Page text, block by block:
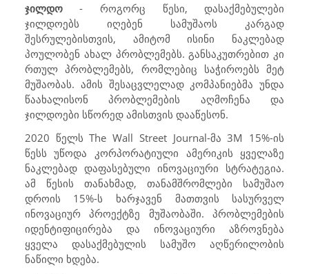
ჯილდო- როგორც წესი, დასაქმებულები
ჯილდოებს იღებენ სამუშაოს კარგად
შესრულებისთვის, ამიტომ ისინი ნაკლებად
პოულობენ ახალ პრობლემებს. განსაკუთრებით კი
რთულ პრობლემებს, რომლებიც საჭიროებს მეტ
მუშაობას. ამის შესაცვლელად კომპანიებმა უნდა
წაახალისონ პრობლემების აღმოჩენა და
ჯილდოები სწორედ ამისთვის დააწესონ.
2020 წელსThe Wall Street Journal-მა 3M 15%-ის
წესს უწოდა კორპორატიული ამერიკის ყველაზე
ნაკლებად დაფასებული ინოვაციური სტრატეგია.
ამ წესის თანახმად, თანამშრომლები სამუშაო
დროის 15%-ს ხარჯავენ მათთვის სასურველ
ინოვაციურ პროექტზე მუშაობაში. პრობლემების
იდენტიფიცირება და ინოვაციური აზროვნება
ყველა დასაქმებულის სამუშო აღწერილობის
ნაწილი ხდება.